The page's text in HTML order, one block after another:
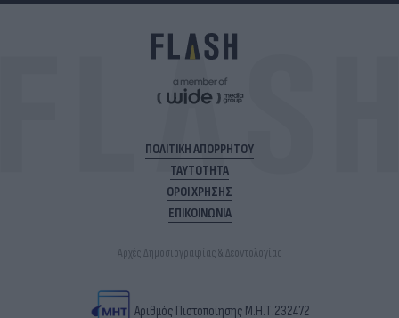
ΠΟΛΙΤΙΚΗ ΑΠΟΡΡΗΤΟΥ
ΤΑΥΤΟΤΗΤΑ
ΟΡΟΙ ΧΡΗΣΗΣ
ΕΠΙΚΟΙΝΩΝΙΑ
Αρχές Δημοσιογραφίας & Δεοντολογίας
Αριθμός Πιστοποίησης Μ.Η.Τ.232472